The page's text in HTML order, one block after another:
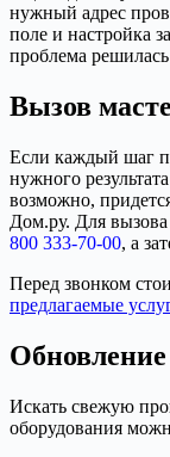
нужный адрес
поле и настройка
проблема
Вызов
Если каждый шаг
нужного
возможно,
Дом.ру. Для
800 333-70-00, а
Перед звонком
предлагаемые
Искать свежую
оборудования